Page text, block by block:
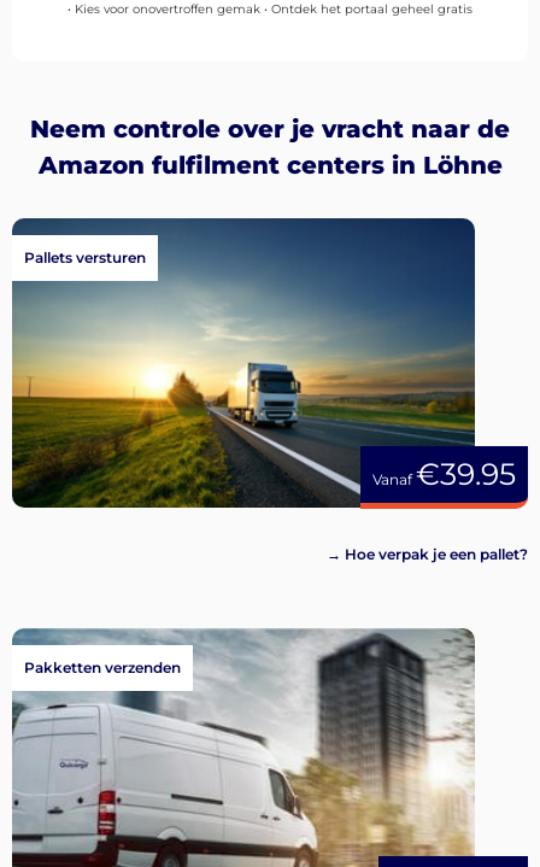
Aanmelden
• Kies voor onovertroffen gemak • Ontdek het portaal geheel gratis
Neem controle over je vracht naar de
Amazon fulfilment centers in Löhne
Vanaf€39.95
Pallets versturen
→ Hoe verpak je een pallet?
Pakketten verzenden